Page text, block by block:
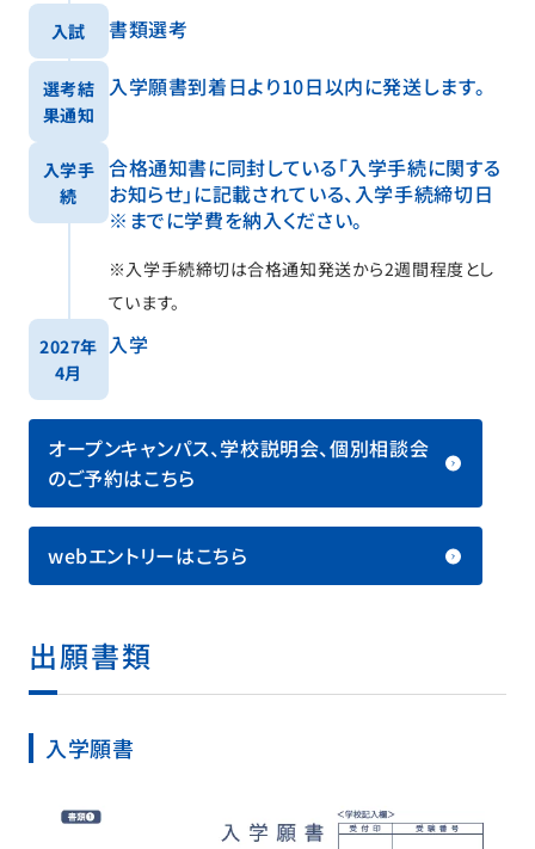
入試
書類選考
選考結
果通知
入学願書到着日より10日以内に発送します。
入学手
続
合格通知書に同封している「入学手続に関する
お知らせ」に記載されている、入学手続締切日
※までに学費を納入ください。
※入学手続締切は合格通知発送から2週間程度とし
ています。
2027年
4月
入学
オープンキャンパス、学校説明会、個別相談会
のご予約はこちら
webエントリーはこちら
出願書類
入学願書